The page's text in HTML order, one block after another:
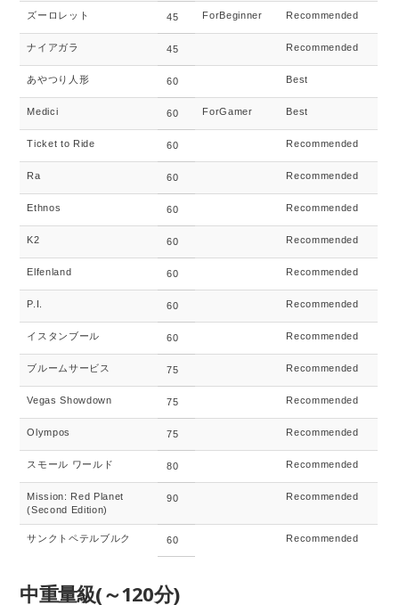
ズーロレット 45 ForBeginner Recommended
ナイアガラ 45 Recommended
あやつり人形 60 Best
Medici 60 ForGamer Best
Ticket to Ride 60 Recommended
Ra 60 Recommended
Ethnos 60 Recommended
K2 60 Recommended
Elfenland 60 Recommended
P.I. 60 Recommended
イスタンブール 60 Recommended
ブルームサービス 75 Recommended
Vegas Showdown 75 Recommended
Olympos 75 Recommended
スモール ワールド 80 Recommended
Mission: Red Planet
(Second Edition)
90 Recommended
サンクトペテルブルク 60 Recommended
中重量級(～120分)